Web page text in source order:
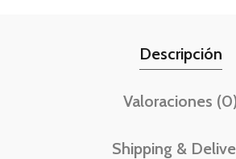
Descripción
Valoraciones
Shipping &